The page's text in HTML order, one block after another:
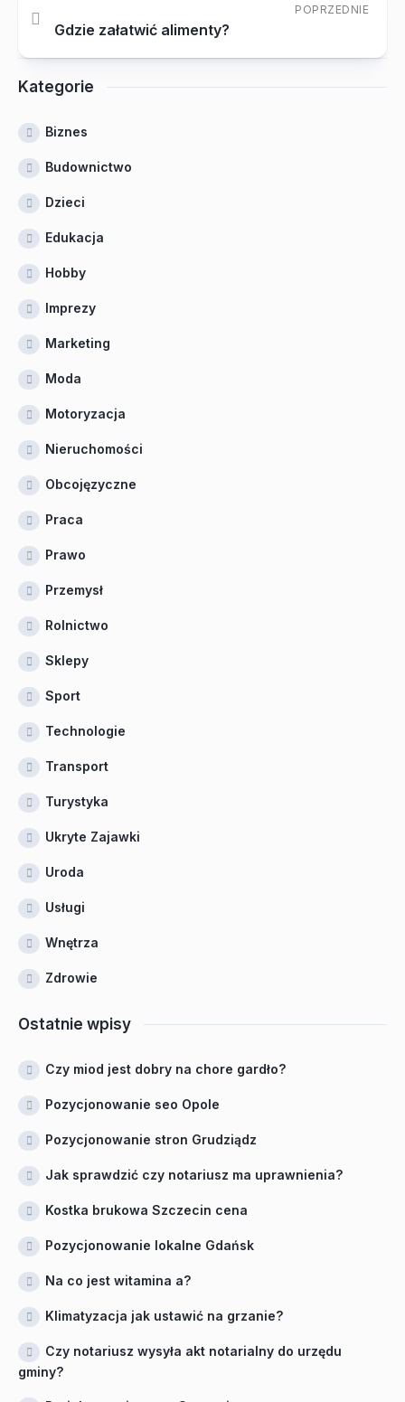
POPRZEDNIE
Gdzie załatwić alimenty?
Kategorie
Biznes
Budownictwo
Dzieci
Edukacja
Hobby
Imprezy
Marketing
Moda
Motoryzacja
Nieruchomości
Obcojęzyczne
Praca
Prawo
Przemysł
Rolnictwo
Sklepy
Sport
Technologie
Transport
Turystyka
Ukryte Zajawki
Uroda
Usługi
Wnętrza
Zdrowie
Ostatnie wpisy
Czy miod jest dobry na chore gardło?
Pozycjonowanie seo Opole
Pozycjonowanie stron Grudziądz
Jak sprawdzić czy notariusz ma uprawnienia?
Kostka brukowa Szczecin cena
Pozycjonowanie lokalne Gdańsk
Na co jest witamina a?
Klimatyzacja jak ustawić na grzanie?
Czy notariusz wysyła akt notarialny do urzędu
gminy?